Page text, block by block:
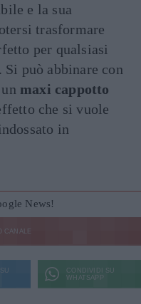
e la sua
trasformare
per qualsiasi
. Si può abbinare con
maxi cappotto
che si vuole
in
News!
CANALE
CONDIVIDI SU
WHATSAPP